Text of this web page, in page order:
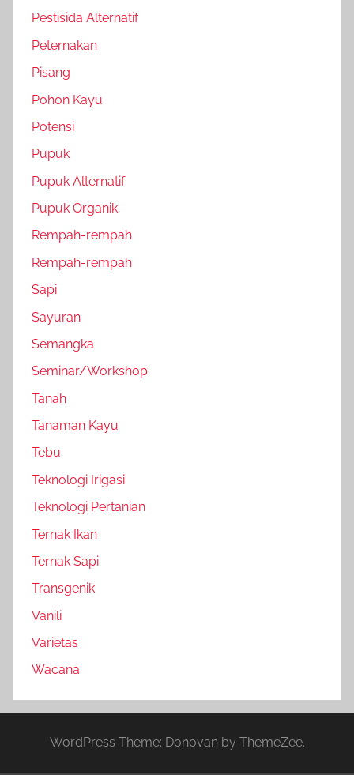
Pestisida Alternatif
Peternakan
Pisang
Pohon Kayu
Potensi
Pupuk
Pupuk Alternatif
Pupuk Organik
Rempah-rempah
Rempah-rempah
Sapi
Sayuran
Semangka
Seminar/Workshop
Tanah
Tanaman Kayu
Tebu
Teknologi Irigasi
Teknologi Pertanian
Ternak Ikan
Ternak Sapi
Transgenik
Vanili
Varietas
Wacana
WordPress Theme: Donovan by ThemeZee.